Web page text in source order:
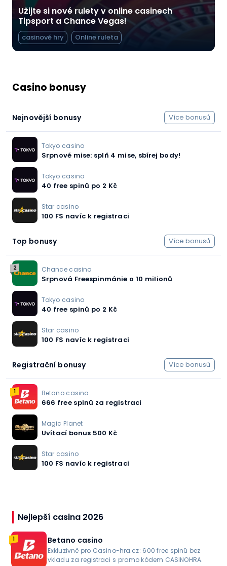
Užijte si nové rulety v online casinech
Tipsport a Chance Vegas!
casinové hry Online ruleta
Casino bonusy
Nejnovější bonusy Více bonusů
Tokyo casino
Srpnové mise: splň 4 mise, sbírej body!
Tokyo casino
40 free spinů po 2 Kč
Star casino
100 FS navíc k registraci
Top bonusy Více bonusů
2 Chance casino
Srpnová Freespinmánie o 10 milionů
Tokyo casino
40 free spinů po 2 Kč
Star casino
100 FS navíc k registraci
Registrační bonusy Více bonusů
1 Betano casino
666 free spinů za registraci
Magic Planet
Uvítací bonus 500 Kč
Star casino
100 FS navíc k registraci
Nejlepší casina 2026
1 Betano casino
Exkluzivně pro Casino-hra.cz: 600 free spinů bez
vkladu za registraci s promo kódem CASINOHRA.